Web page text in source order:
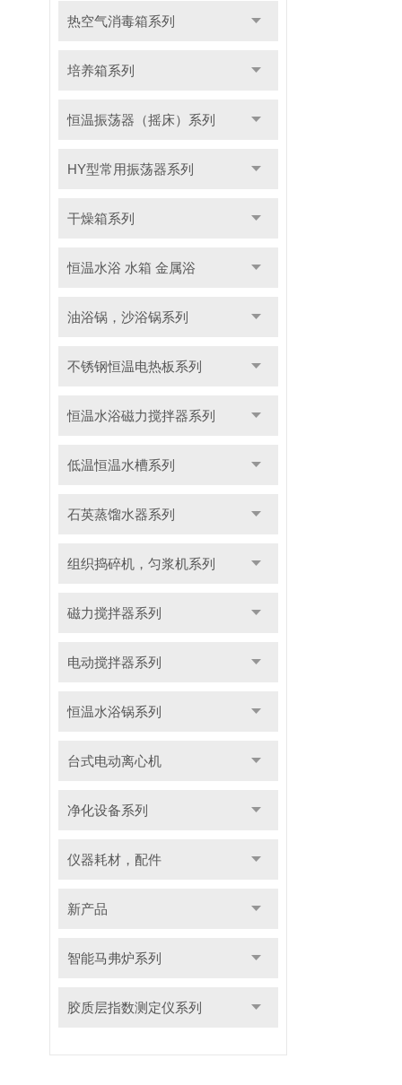
热空气消毒箱系列
培养箱系列
恒温振荡器（摇床）系列
HY型常用振荡器系列
干燥箱系列
恒温水浴 水箱 金属浴
油浴锅，沙浴锅系列
不锈钢恒温电热板系列
恒温水浴磁力搅拌器系列
低温恒温水槽系列
石英蒸馏水器系列
组织捣碎机，匀浆机系列
磁力搅拌器系列
电动搅拌器系列
恒温水浴锅系列
台式电动离心机
净化设备系列
仪器耗材，配件
新产品
智能马弗炉系列
胶质层指数测定仪系列